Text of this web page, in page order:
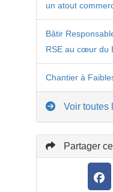
un atout
Bâtir
RSE au cœur du
Chantier à
Voir toutes
Partager